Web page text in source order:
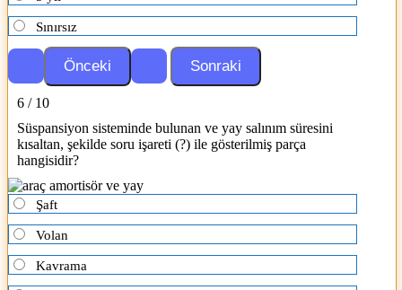
Sınırsız
6 / 10
Süspansiyon sisteminde bulunan ve yay salınım süresini
kısaltan, şekilde soru işareti (?) ile gösterilmiş parça
hangisidir?
Şaft
Volan
Kavrama